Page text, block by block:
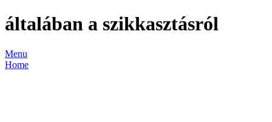
általában a szikkasztásról
Menu
Home